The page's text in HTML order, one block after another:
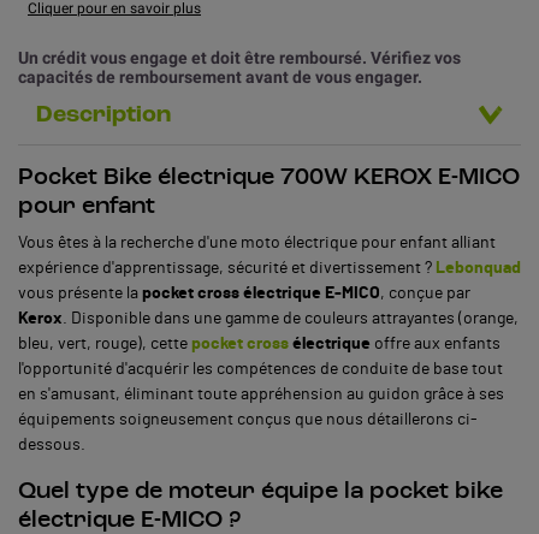
Cliquer pour en savoir plus
Un crédit vous engage et doit être remboursé. Vérifiez vos
capacités de remboursement avant de vous engager.
Description
Pocket Bike électrique 700W KEROX E-MICO
pour enfant
Vous êtes à la recherche d'une moto électrique pour enfant alliant
expérience d'apprentissage, sécurité et divertissement ? Lebonquad
vous présente la pocket cross électrique E-MICO, conçue par
Kerox . Disponible dans une gamme de couleurs attrayantes (orange,
bleu, vert, rouge), cette pocket cross électrique offre aux enfants
l'opportunité d'acquérir les compétences de conduite de base tout
en s'amusant, éliminant toute appréhension au guidon grâce à ses
équipements soigneusement conçus que nous détaillerons ci-
dessous.
Quel type de moteur équipe la pocket bike
électrique E-MICO ?